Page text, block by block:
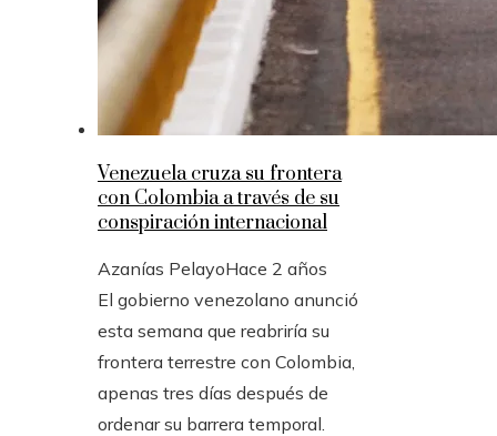
Venezuela cruza su frontera
con Colombia a través de su
conspiración internacional
Azanías PelayoHace 2 años
El gobierno venezolano anunció
esta semana que reabriría su
frontera terrestre con Colombia,
apenas tres días después de
ordenar su barrera temporal.